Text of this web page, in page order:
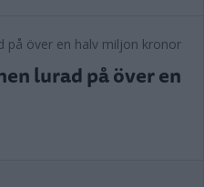
lurad på över en